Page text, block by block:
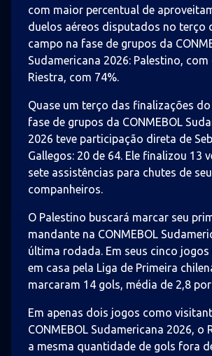
com maior percentual de
duelos aéreos disputados no terço
campo na fase de grupos da
Sudamericana 2026: Palestino, com
Riestra, com 74%.
Quase um terço das finalizações
fase de grupos da CONMEBOL
2026 teve participação direta de
Gallegos: 20 de 64. Ele finalizou 13
sete assistências para chutes de
companheiros.
O Palestino buscará marcar seu
mandante na CONMEBOL
última rodada. Em seus cinco jogos
em casa pela Liga de Primeira
marcaram 14 gols, média de 2,8
Em apenas dois jogos como
CONMEBOL Sudamericana 2026, o
a mesma quantidade de gols fora